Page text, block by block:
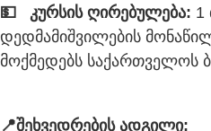
💵 კურსის ღირებულება: 1
დედმამიშვილების
მოქმედებს საქართველოს
📍შეხვედრების ადგილი: